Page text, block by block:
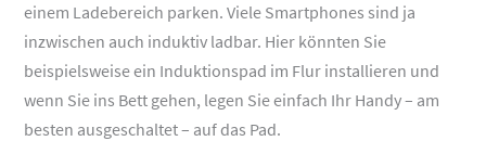
einem Ladebereich parken. Viele Smartphones sind ja
inzwischen auch induktiv ladbar. Hier könnten Sie
beispielsweise ein Induktionspad im Flur installieren und
wenn Sie ins Bett gehen, legen Sie einfach Ihr Handy – am
besten ausgeschaltet – auf das Pad.